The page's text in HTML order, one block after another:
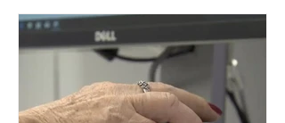
Apesar da requisição, a biometria não é
obrigatória para exercer o direito ao
voto. Se o título estiver regular, o
eleitor pode votar mesmo sem ter
realizado esse cadastro. Neste caso,